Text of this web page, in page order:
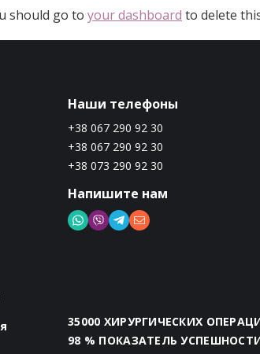
should go to your dashboard to delete
Наши телефоны
+38 067 290 92 30
+38 067 290 92 30
+38 073 290 92 30
Напишите нам
35000 ХИРУРГИЧЕСКИХ
98 % ПОКАЗАТЕЛЬ